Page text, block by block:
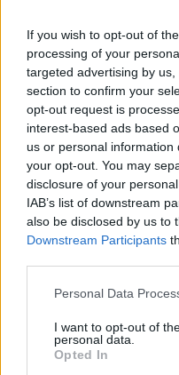
If you wish to opt-out of
processing of your
targeted advertising by
section to confirm your
opt-out request is
interest-based ads based
us or personal
your opt-out. You may
disclosure of your
IAB’s list of downstream
also be disclosed by us to
Downstream Participants
Personal Data
I want to opt-out of
personal data.
Opted In
TAGS: ΤΑΤΟΥΑΖ ΑΓΓΛΙΑ
ΣΟΥΠΕΡ ΜΑΡΚΕΤ